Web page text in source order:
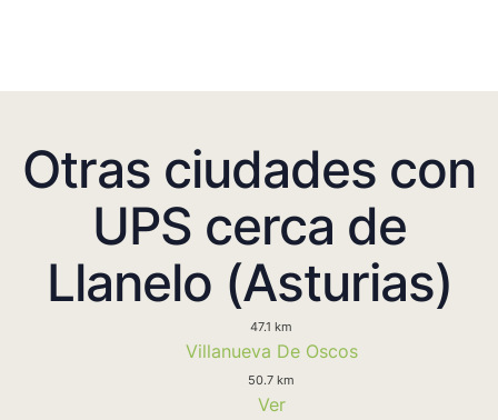
Otras ciudades con
UPS cerca de
Llanelo (Asturias)
47.1 km
Villanueva De Oscos
50.7 km
Ver